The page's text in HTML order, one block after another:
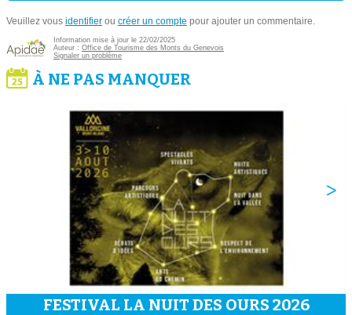
Veuillez vous identifier ou créer un compte pour ajouter un commentaire.
Information mise à jour le 22/02/2025
Auteur : Office de Tourisme des Monts du Genevois
Signaler un problème
À NE PAS MANQUER
FESTIVAL LA NUIT DES OURS 2026